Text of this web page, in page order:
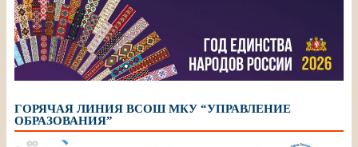
ГОРЯЧАЯ ЛИНИЯ ВСОШ МКУ “УПРАВЛЕНИЕ
ОБРАЗОВАНИЯ”